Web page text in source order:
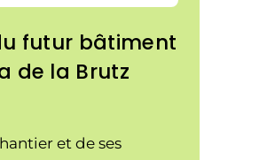
futur bâtiment
de la Brutz
et de ses